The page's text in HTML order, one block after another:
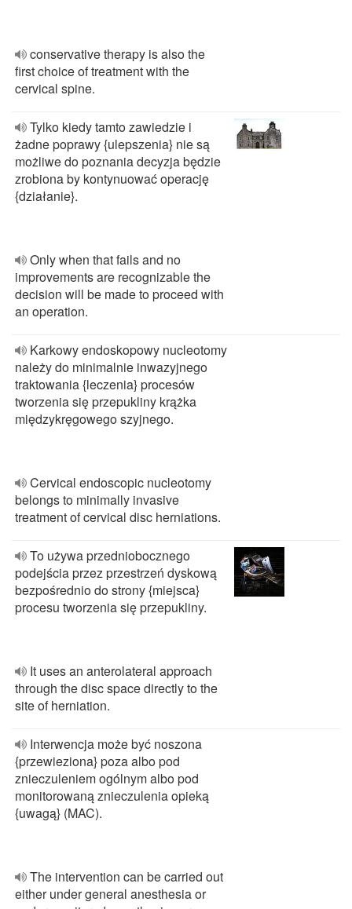
conservative therapy is also the
first choice of treatment with the
cervical spine.
Tylko kiedy tamto zawiedzie i
żadne poprawy {ulepszenia} nie są
możliwe do poznania decyzja będzie
zrobiona by kontynuować operację
{działanie}.
Only when that fails and no
improvements are recognizable the
decision will be made to proceed with
an operation.
Karkowy endoskopowy nucleotomy
należy do minimalnie inwazyjnego
traktowania {leczenia} procesów
tworzenia się przepukliny krążka
międzykręgowego szyjnego.
Cervical endoscopic nucleotomy
belongs to minimally invasive
treatment of cervical disc herniations.
To używa przedniobocznego
podejścia przez przestrzeń dyskową
bezpośrednio do strony {miejsca}
procesu tworzenia się przepukliny.
It uses an anterolateral approach
through the disc space directly to the
site of herniation.
Interwencja może być noszona
{przewieziona} poza albo pod
znieczuleniem ogólnym albo pod
monitorowaną znieczulenia opieką
{uwagą} (MAC).
The intervention can be carried out
either under general anesthesia or